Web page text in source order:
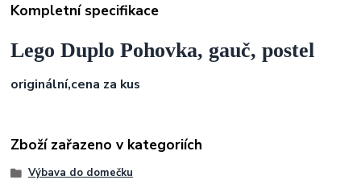
Kompletní specifikace
Lego Duplo Pohovka, gauč, postel
originální,cena za kus
Zboží zařazeno v kategoriích
Výbava do domečku